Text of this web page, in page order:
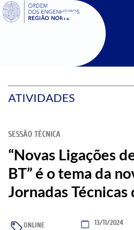
SIGOE
ATIVIDADES
SESSÃO TÉCNICA
“Novas Ligações
BT” é o tema da
Jornadas
ONLINE 13/11/2024